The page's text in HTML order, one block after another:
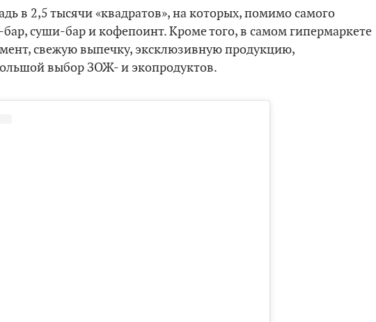
в 2,5 тысячи «квадратов», на которых, помимо самого
бар, суши-бар и кофепоинт. Кроме того, в самом гипермаркете
свежую выпечку, эксклюзивную продукцию,
выбор ЗОЖ- и экопродуктов.